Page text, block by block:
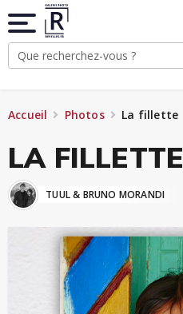
Accueil Photos La fillette
LA FILLETTE
TUUL & BRUNO MORANDI